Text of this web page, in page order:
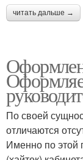
читать дальше →
По своей
отличаются
Именно по этой